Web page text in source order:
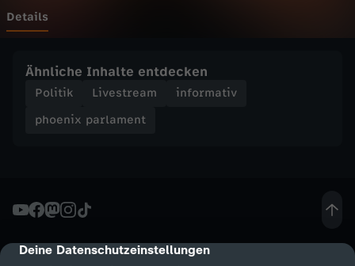
cmp-dialog-description
Deine Datenschutzeinstellungen
m
n
F
r
Details
Ähnliche Inhalte entdecken
Politik Livestream
informativ
phoenix parlament